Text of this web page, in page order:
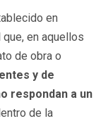
en
en aquellos
de obra o
y de
respondan a un
de la